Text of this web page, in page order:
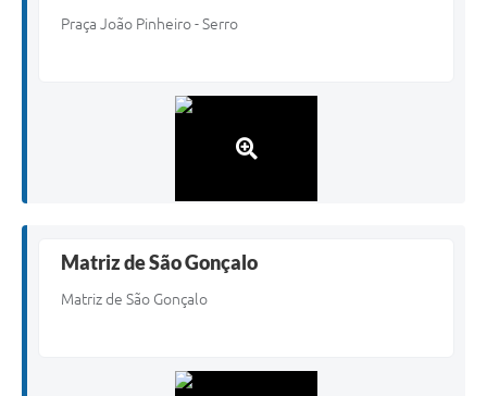
Praça João Pinheiro - Serro
Matriz de São Gonçalo
Matriz de São Gonçalo